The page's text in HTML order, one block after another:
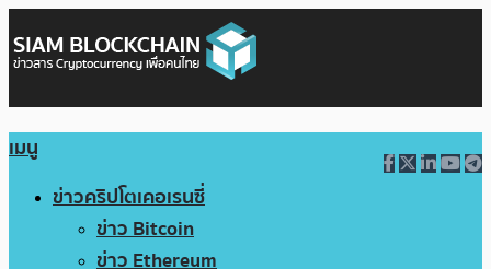
เมนู
ข่าวคริปโตเคอเรนซี่
ข่าว Bitcoin
ข่าว Ethereum